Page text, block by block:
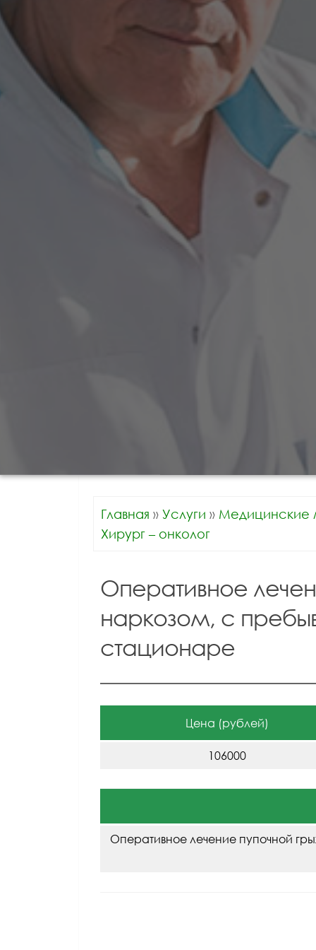
Главная » Услуги » Медицинские
Хирург – онколог
Оперативное
наркозом, с
стационаре
Цена (рублей)
106000
Оперативное лечение пупочной